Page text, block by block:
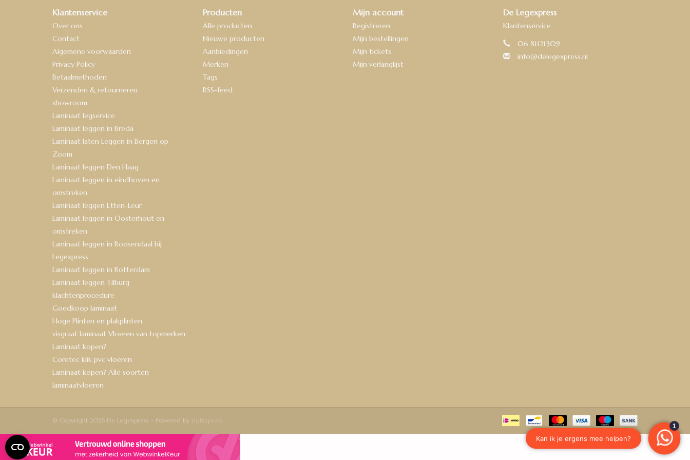
Klantenservice
Over ons
Contact
Algemene voorwaarden
Privacy Policy
Betaalmethoden
Verzenden & retourneren
showroom
Laminaat legservice
Laminaat leggen in Breda
Laminaat laten Leggen in Bergen op
Zoom
Laminaat leggen Den Haag
Laminaat leggen in eindhoven en
omstreken
Laminaat leggen Etten-Leur
Laminaat leggen in Oosterhout en
omstreken
Laminaat leggen in Roosendaal bij
Legexpress
Laminaat leggen in Rotterdam
Laminaat leggen Tilburg
klachtenprocedure
Goedkoop laminaat
Hoge Plinten en plakplinten
visgraat laminaat Vloeren van topmerken.
Laminaat kopen?
Coretec klik pvc vloeren
Laminaat kopen? Alle soorten
laminaatvloeren
Producten
Alle producten
Nieuwe producten
Aanbiedingen
Merken
Tags
RSS-feed
Mijn account
Registreren
Mijn bestellingen
Mijn tickets
Mijn verlanglijst
De Legexpress
Klantenservice
06 81121309
info@delegexpress.nl
© Copyright 2026 De Legexpress - Powered by Lightspeed